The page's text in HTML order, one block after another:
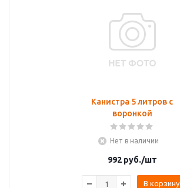
Канистра 5 литров с
воронкой
Нет в наличии
992руб./шт
В корзину